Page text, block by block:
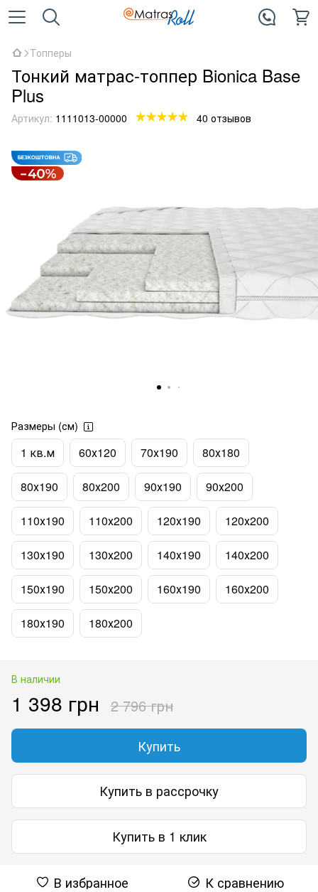
Топперы
Тонкий матрас-топпер Bionica Base
Plus
Артикул: 1111013-00000 40 отзывов
Размеры (см)
1 кв.м 60х120 70х190 80х180
80х190 80х200 90х190 90х200
110х190 110х200 120х190 120х200
130х190 130х200 140х190 140х200
150х190 150х200 160х190 160х200
180х190 180х200
В наличии
1 398 грн 2 796 грн
Купить
Купить в рассрочку
Купить в 1 клик
В избранное К сравнению